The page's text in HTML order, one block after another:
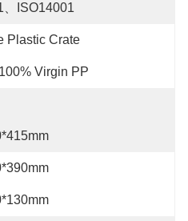
、ISO14001
Plastic Crate
Virgin PP